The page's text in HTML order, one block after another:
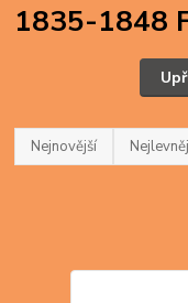
1835-1848
Nejnovější